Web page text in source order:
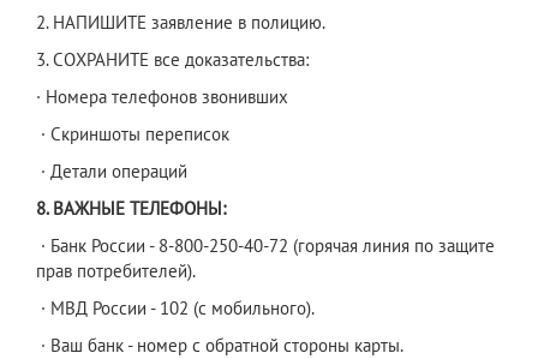
2. НАПИШИТЕ заявление в полицию.
3. СОХРАНИТЕ все доказательства:
· Номера телефонов звонивших
· Скриншоты переписок
· Детали операций
8. ВАЖНЫЕ ТЕЛЕФОНЫ:
· Банк России - 8-800-250-40-72 (горячая линия по защите
прав потребителей).
· МВД России - 102 (с мобильного).
· Ваш банк - номер с обратной стороны карты.